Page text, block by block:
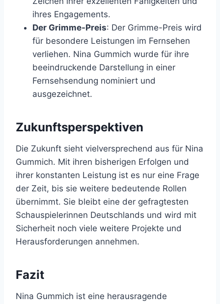
ihres Engagements.
Der Grimme-Preis: Der Grimme-Preis wird
für besondere Leistungen im Fernsehen
verliehen. Nina Gummich wurde für ihre
beeindruckende Darstellung in einer
Fernsehsendung nominiert und
ausgezeichnet.
Zukunftsperspektiven
Die Zukunft sieht vielversprechend aus für Nina
Gummich. Mit ihren bisherigen Erfolgen und
ihrer konstanten Leistung ist es nur eine Frage
der Zeit, bis sie weitere bedeutende Rollen
übernimmt. Sie bleibt eine der gefragtesten
Schauspielerinnen Deutschlands und wird mit
Sicherheit noch viele weitere Projekte und
Herausforderungen annehmen.
Fazit
Nina Gummich ist eine herausragende